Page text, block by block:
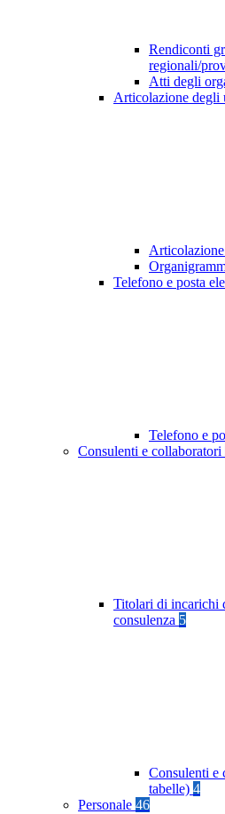
Rendiconti
regionali/
Atti degli
Articolazione degli
Telefono e posta
Telefono e
Consulenti e collaboratori
Titolari di incarichi
consulenza 5
Consulenti e
tabelle) 4
Personale 46